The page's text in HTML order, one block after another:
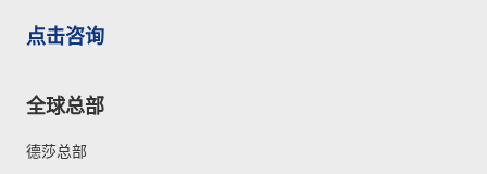
点击咨询
全球总部
德莎总部